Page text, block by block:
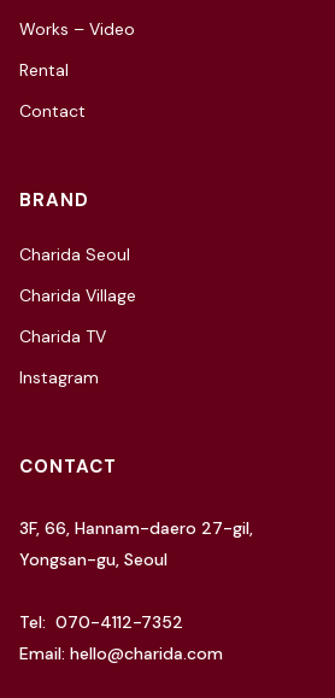
Works – Video
Rental
Contact
BRAND
Charida Seoul
Charida Village
Charida TV
Instagram
CONTACT
3F, 66, Hannam-daero 27-gil,
Yongsan-gu, Seoul
Tel: 070-4112-7352
Email: hello@charida.com